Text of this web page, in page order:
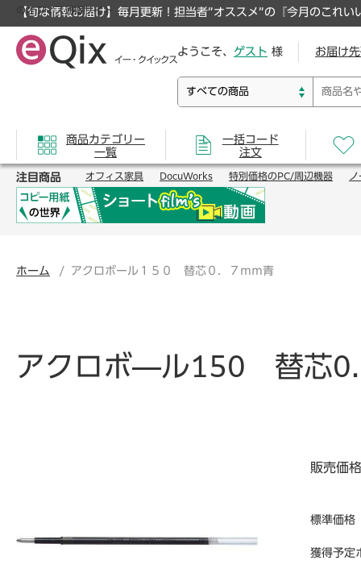
【旬な情報お届け】毎月更新！担当者”オススメ”の『今月のこれい
のオフィス通販サイト
ようこそ、 ゲスト 様 お届け
商品カテゴリー
一覧
一括コード
注文
注目商品 オフィス家具 DocuWorks 特別価格のPC/周辺機器 ノ
ホーム アクロボール１５０ 替芯０．７ｍｍ青
アクロボ―ル150 替芯
販売価格
標準価格
獲得予定